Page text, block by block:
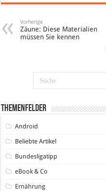
Vorherige
Zäune: Diese Materialien
müssen Sie kennen
Themenfelder
Android
Beliebte Artikel
Bundesligatipp
eBook & Co
Ernährung